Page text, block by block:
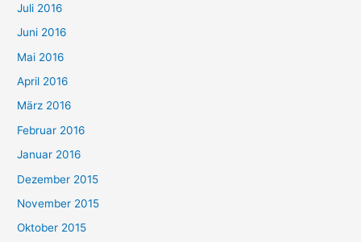
Juli 2016
Juni 2016
Mai 2016
April 2016
März 2016
Februar 2016
Januar 2016
Dezember 2015
November 2015
Oktober 2015